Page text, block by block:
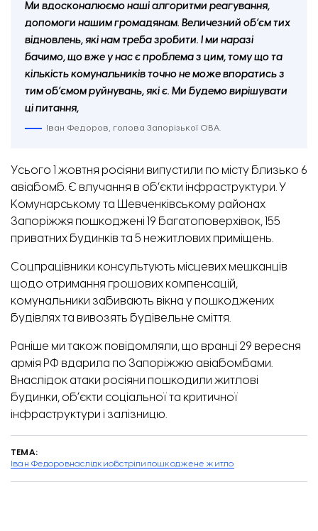
Так виглядає найбільш пошкоджена сторона будинку після прильоту
Ми вдосконалюємо наші алгоритми реагування,
допомоги нашим громадянам. Величезний об’єм тих
відновлень, які нам треба зробити. І ми наразі
бачимо, що вже у нас є проблема з цим, тому що та
кількість комунальників точно не може впоратись з
тим об’ємом руйнувань, які є. Ми будемо вирішувати
ці питання,
Іван Федоров, голова Запорізької ОВА.
Усього 1 жовтня росіяни випустили по місту близько 6
авіабомб. Є влучання в об’єкти інфраструктури. У
Комунарському та Шевченківському районах
Запоріжжя пошкоджені 19 багатоповерхівок, 155
приватних будинків та 5 нежитлових приміщень.
Соцпрацівники консультують місцевих мешканців
щодо отримання грошових компенсацій,
комунальники забивають вікна у пошкоджених
будівлях та вивозять будівельне сміття.
Раніше ми також повідомляли, що вранці 29 вересня
армія РФ вдарила по Запоріжжю авіабомбами.
Внаслідок атаки росіяни пошкодили житлові
будинки, обʼєкти соціальної та критичної
інфраструктури і залізницю.
ТЕМА:
Іван Федоровнаслідкиобстріли пошкоджене житло